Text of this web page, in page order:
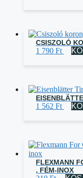
CSISZOLÓ
1 790 Ft
1 562 Ft
FLEXMANN
, FÉM-INOX